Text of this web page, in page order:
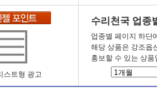
스트형 광고
수리천국 업종
업종별 페이지 하단
해당 상품은 강조옵
홍보할 수 있는 상품